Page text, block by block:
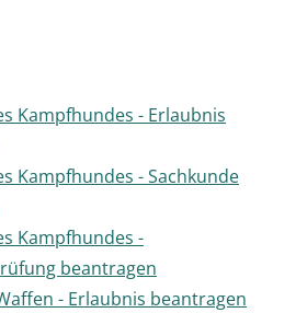
Kampfhundes - Erlaubnis
Kampfhundes - Sachkunde
Kampfhundes -
beantragen
- Erlaubnis beantragen